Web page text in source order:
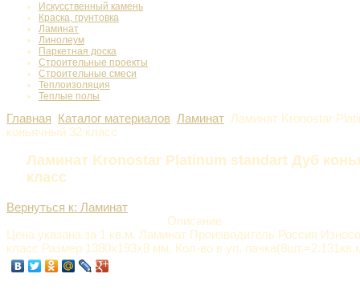
Искусственный камень
Краска, грунтовка
Ламинат
Линолеум
Паркетная доска
Строительные проекты
Строительные смеси
Теплоизоляция
Теплые полы
Главная Каталог материалов Ламинат Ламинат Kronostar
коньячный 32 класс
Ламинат Kronostar Platinum standart Дуб
класс
Вернуться к: Ламинат
Описание
Цена указана за 1 кв.м. Ламинат Производитель Россия
класс Размер 1380х193х8 мм. Кол-во в уп.